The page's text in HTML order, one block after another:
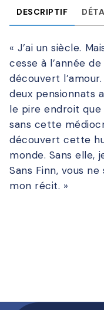
DESCRIPTIF
« J’ai un siècle.
cesse à l’année
découvert
deux pensionnats
le pire endroit que
sans cette
découvert cette
monde. Sans elle,
Sans Finn, vous
mon récit. »